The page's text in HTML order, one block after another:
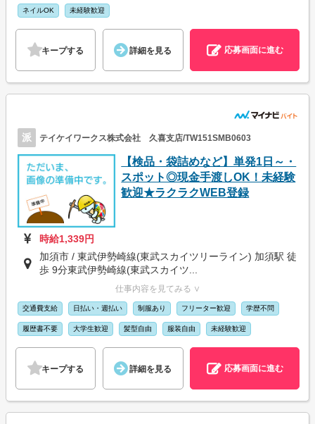
ネイルOK 未経験歓迎
キープする 詳細を見る 応募画面に進む
派 テイケイワークス株式会社 久喜支店/TW151SMB0603
【検品・袋詰めなど】単発1日～・
スポット◎現金手渡しOK！未経験
歓迎★ラクラクWEB登録
時給1,339円
加須市 / 東武伊勢崎線(東武スカイツリーライン) 加須駅 徒
歩 9分東武伊勢崎線(東武スカイツ...
仕事内容を見てみる ∨
交通費支給 日払い・週払い 制服あり フリーター歓迎 学歴不問
履歴書不要 大学生歓迎 髪型自由 服装自由 未経験歓迎
キープする 詳細を見る 応募画面に進む